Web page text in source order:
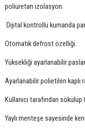
poliüretan izolasyon.
Dijital kontrollü kumanda
Otomatik defrost özelliği.
Yüksekliği ayarlanabilir
Ayarlanabilir polietilen kaplı
Kullanıcı tarafından
Yaylı menteşe sayesinde